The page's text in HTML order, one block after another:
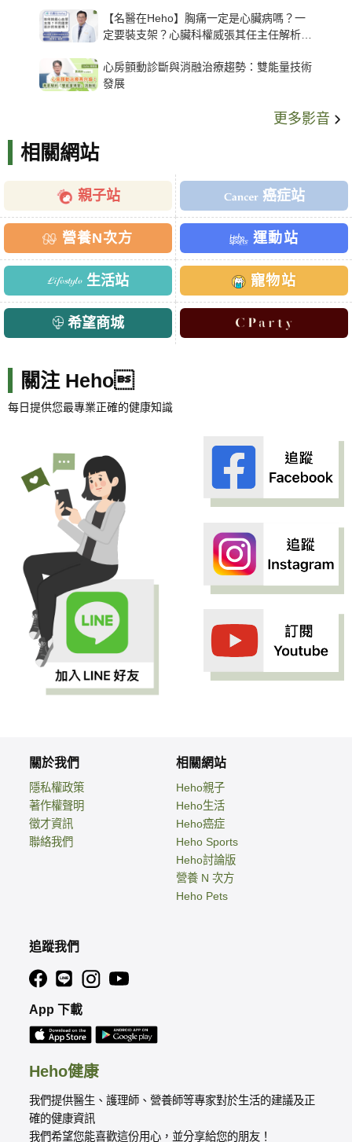
【名醫在Heho】胸痛一定是心臟病嗎？一
定要裝支架？心臟科權威張其任主任解析支
心房顫動診斷與消融治療趨勢：雙能量技術
發展
更多影音
相關網站
親子站 癌症站
營養N次方 運動站
生活站 寵物站
希望商城
關注 Heho
每日提供您最專業正確的健康知識
Heho健康
我們提供醫生、護理師、營養師等專家對於生活的建議及正
確的健康資訊
我們希望您能喜歡這份用心，並分享給您的朋友！
關於我們
隱私權政策
著作權聲明
徵才資訊
聯絡我們
相關網站
Heho親子
Heho生活
Heho癌症
Heho Sports
Heho討論版
營養 N 次方
Heho Pets
追蹤我們
App 下載